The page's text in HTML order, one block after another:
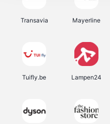
Transavia Mayerline
Tuifly.be Lampen24